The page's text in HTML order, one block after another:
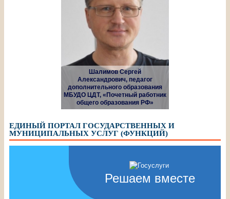
Шалимов Сергей
Александрович, педагог
дополнительного образования
МБУДО ЦДТ, «Почетный работник
общего образования РФ»
ЕДИНЫЙ ПОРТАЛ ГОСУДАРСТВЕННЫХ И
МУНИЦИПАЛЬНЫХ УСЛУГ (ФУНКЦИЙ)
Решаем вместе